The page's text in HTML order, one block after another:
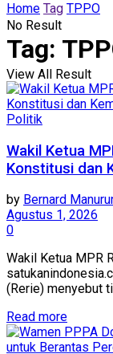
No Result
View All Result
Home Tag TPPO
Tag:
Politik
Wakil Ketua
Konstitusi dan
by Bernard
Agustus 1, 2026
0
Wakil Ketua MPR
(Rerie) menyebut
Read more